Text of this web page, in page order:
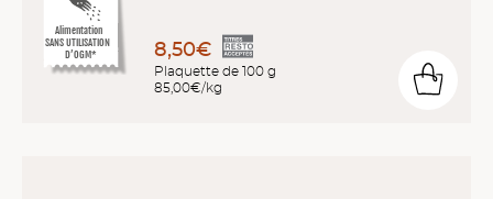
Alimentation
SANS UTILISATION
D’OGM* 8,50€
Plaquette de 100 g
85,00€/kg